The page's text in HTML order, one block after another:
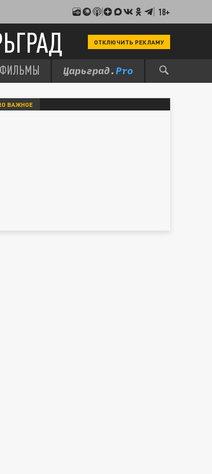
18+
ОТКЛЮЧИТЬ РЕКЛАМУ
ФИЛЬМЫ
ВАЖНОЕ